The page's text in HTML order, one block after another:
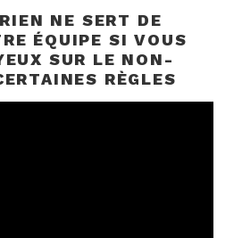
NE SERT DE
ÉQUIPE SI VOUS
SUR LE NON-
RÈGLES